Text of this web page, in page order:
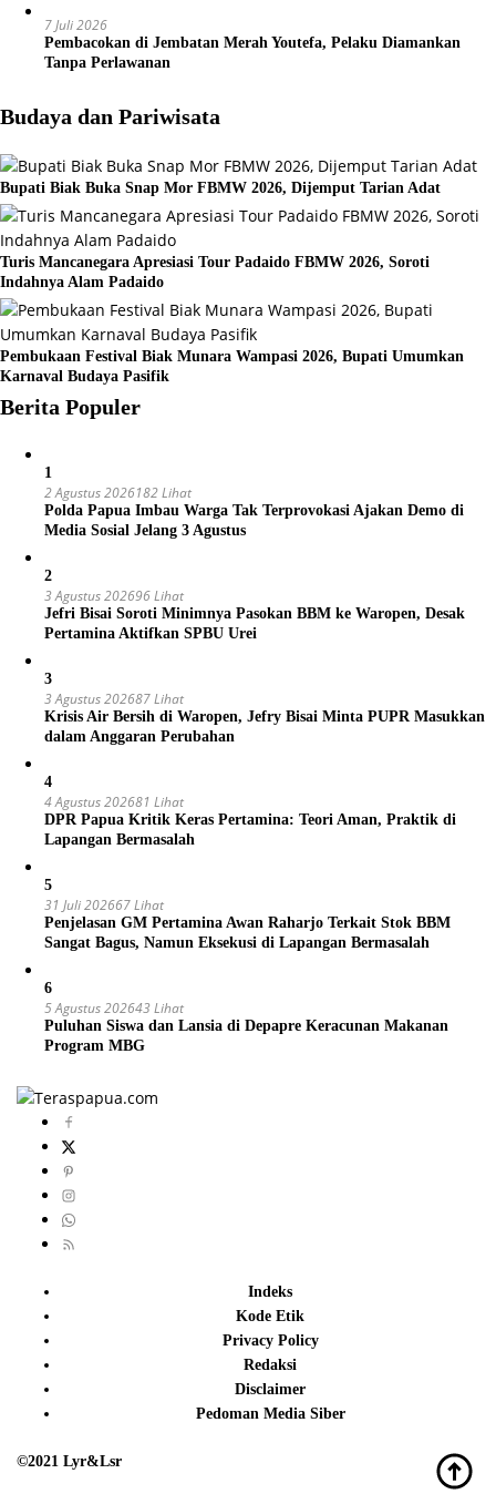
7 Juli 2026
Pembacokan di Jembatan Merah Youtefa, Pelaku Diamankan
Tanpa Perlawanan
Budaya dan Pariwisata
Bupati Biak Buka Snap Mor FBMW 2026, Dijemput Tarian Adat
Turis Mancanegara Apresiasi Tour Padaido FBMW 2026, Soroti
Indahnya Alam Padaido
Pembukaan Festival Biak Munara Wampasi 2026, Bupati Umumkan
Karnaval Budaya Pasifik
Berita Populer
1
2 Agustus 2026182 Lihat
Polda Papua Imbau Warga Tak Terprovokasi Ajakan Demo di
Media Sosial Jelang 3 Agustus
2
3 Agustus 202696 Lihat
Jefri Bisai Soroti Minimnya Pasokan BBM ke Waropen, Desak
Pertamina Aktifkan SPBU Urei
3
3 Agustus 202687 Lihat
Krisis Air Bersih di Waropen, Jefry Bisai Minta PUPR Masukkan
dalam Anggaran Perubahan
4
4 Agustus 202681 Lihat
DPR Papua Kritik Keras Pertamina: Teori Aman, Praktik di
Lapangan Bermasalah
5
31 Juli 202667 Lihat
Penjelasan GM Pertamina Awan Raharjo Terkait Stok BBM
Sangat Bagus, Namun Eksekusi di Lapangan Bermasalah
6
5 Agustus 202643 Lihat
Puluhan Siswa dan Lansia di Depapre Keracunan Makanan
Program MBG
Indeks
Kode Etik
Privacy Policy
Redaksi
Disclaimer
Pedoman Media Siber
©2021 Lyr&Lsr